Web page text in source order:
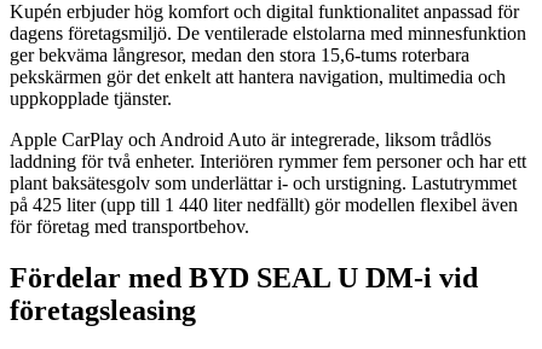
Kupén erbjuder hög komfort och digital funktionalitet anpassad för
dagens företagsmiljö. De ventilerade elstolarna med minnesfunktion
ger bekväma långresor, medan den stora 15,6-tums roterbara
pekskärmen gör det enkelt att hantera navigation, multimedia och
uppkopplade tjänster.
Apple CarPlay och Android Auto är integrerade, liksom trådlös
laddning för två enheter. Interiören rymmer fem personer och har ett
plant baksätesgolv som underlättar i- och urstigning. Lastutrymmet
på 425 liter (upp till 1 440 liter nedfällt) gör modellen flexibel även
för företag med transportbehov.
Fördelar med BYD SEAL U DM-i vid
företagsleasing